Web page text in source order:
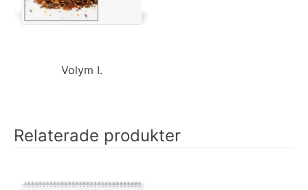
Volym I.
Relaterade produkter